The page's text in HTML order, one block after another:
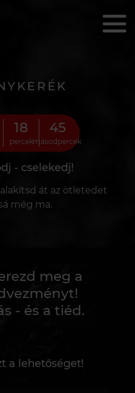
18
percek
44
másodpercek
- cselekedj!
át az ötletedet
még ma.
meg a
- és a tiéd.
a lehetőséget!